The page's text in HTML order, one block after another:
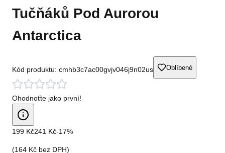
Tučňáků Pod Aurorou
Antarctica
Kód produktu: cmhb3c7ac00gvjv046j9n02us Oblíbené
Ohodnoťte jako první!
199 Kč241 Kč-17%
(164 Kč bez DPH)